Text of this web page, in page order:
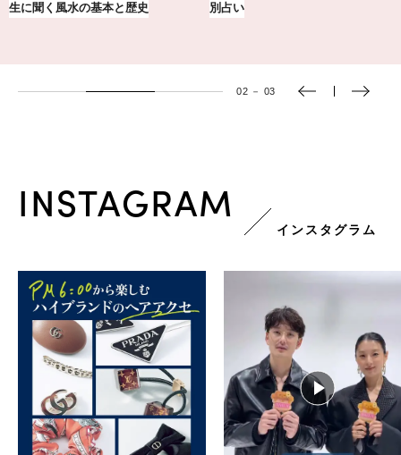
手くつきあうコツとは？
の圧倒的な艶力【エデ…
03 － 03
INSTAGRAM
インスタグラム